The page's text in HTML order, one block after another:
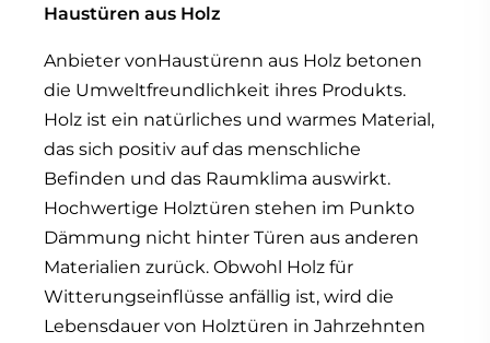
Haustüren aus Holz
Anbieter vonHaustürenn aus Holz betonen
die Umweltfreundlichkeit ihres Produkts.
Holz ist ein natürliches und warmes Material,
das sich positiv auf das menschliche
Befinden und das Raumklima auswirkt.
Hochwertige Holztüren stehen im Punkto
Dämmung nicht hinter Türen aus anderen
Materialien zurück. Obwohl Holz für
Witterungseinflüsse anfällig ist, wird die
Lebensdauer von Holztüren in Jahrzehnten